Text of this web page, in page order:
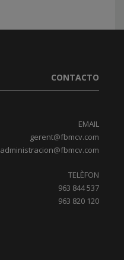
CONTACTO
EMAIL
gerent@fbmcv.com
administracion@fbmcv.com
TELÈFON
963 844 537
963 820 120